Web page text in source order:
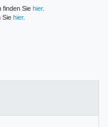
finden Sie hier.
Sie hier.